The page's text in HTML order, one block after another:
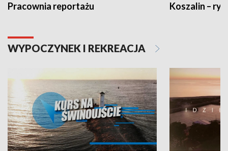
Pracownia reportażu Koszalin –
WYPOCZYNEK I REKREACJA